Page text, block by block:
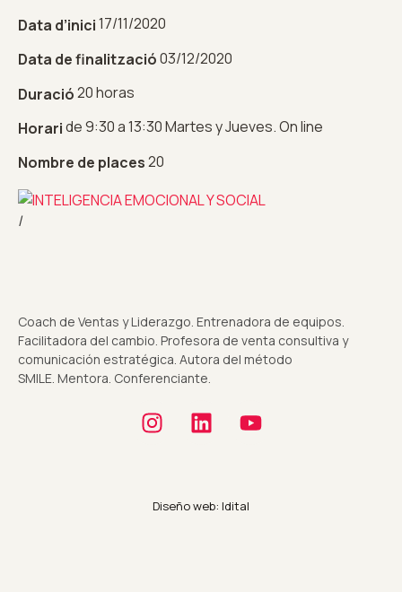
Data d’inici17/11/2020
Data de finalització03/12/2020
Duració20 horas
Horaride 9:30 a 13:30 Martes y Jueves. On line
Nombre de places20
I
Coach de Ventas y Liderazgo. Entrenadora de equipos.
Facilitadora del cambio. Profesora de venta consultiva y
comunicación estratégica. Autora del método
SMILE. Mentora. Conferenciante.
Diseño web: Idital